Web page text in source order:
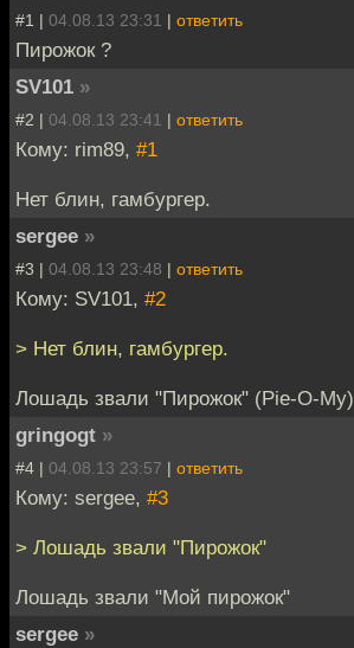
#1 | 04.08.13 23:31 | ответить
Пирожок ?
SV101 »
#2 | 04.08.13 23:41 | ответить
Кому: rim89, #1
Нет блин, гамбургер.
sergee »
#3 | 04.08.13 23:48 | ответить
Кому: SV101, #2
> Нет блин, гамбургер.
Лошадь звали "Пирожок" (Pie-O-My)
gringogt »
#4 | 04.08.13 23:57 | ответить
Кому: sergee, #3
> Лошадь звали "Пирожок"
Лошадь звали "Мой пирожок"
sergee »